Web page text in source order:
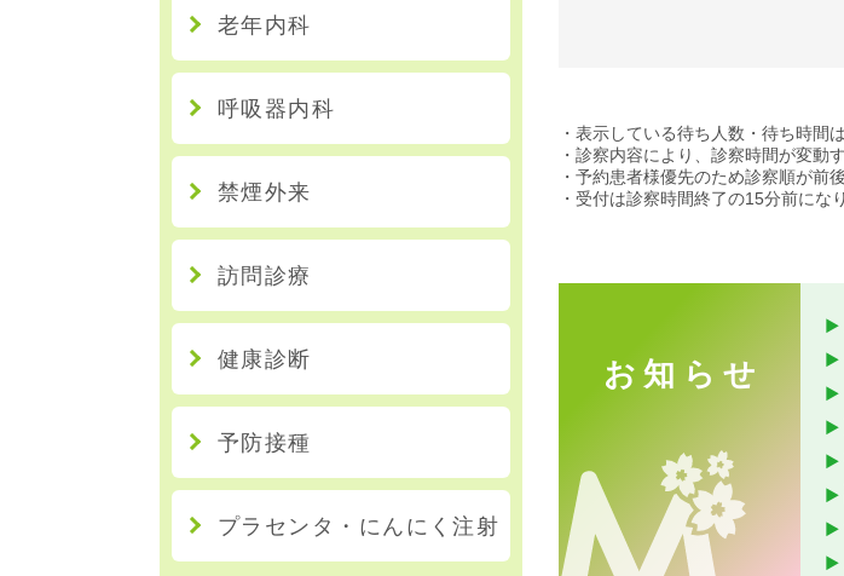
お知らせ
老年内科
呼吸器内科
禁煙外来
訪問診療
健康診断
予防接種
プラセンタ・にんにく注射